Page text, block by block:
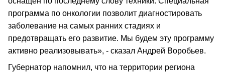
программа по онкологии позволит диагностировать
заболевание на самых ранних стадиях и
предотвращать его развитие. Мы будем эту программу
активно реализовывать», - сказал Андрей Воробьев.
Губернатор напомнил, что на территории региона